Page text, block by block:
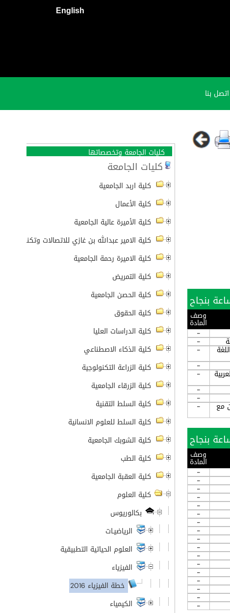
English
اتصل بنا
وصف
المادة
-
-
اللغة
-
-
-
-
-
مع -
وصف
المادة
-
-
-
-
-
-
-
-
-
-
-
-
-
-
-
-
-
كليات الجامعة وتخصصاتها
كليات الجامعة
كلية اربد الجامعية
كلية الأعمال
كلية الأميرة عالية الجامعية
كلية الامير عبدالله بن غازي للاتصالات وتكنولوجيا
كلية الاميرة رحمة الجامعية
كلية التمريض
كلية الحصن الجامعية
كلية الحقوق
كلية الدراسات العليا
كلية الذكاء الاصطناعي
كلية الزراعة التكنولوجية
كلية الزرقاء الجامعية
كلية السلط التقنية
كلية السلط للعلوم الانسانية
كلية الشوبك الجامعية
كلية الطب
كلية العقبة الجامعية
كلية العلوم
بكالوريوس
الرياضيـات
العلوم الحياتية التطبيقية
الفيزياء
خطة الفيزياء 2016
الكيمياء